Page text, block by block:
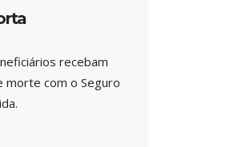
recebam
morte com o Seguro